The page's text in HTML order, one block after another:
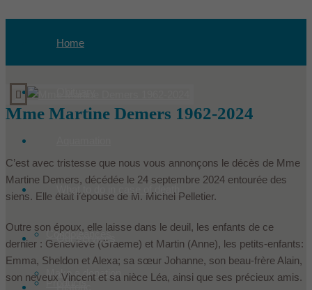
Home
What to do in case of death
Condoleances
Make a donation
Our services
Products
Mme Martine Demers 1962-2024
C’est avec tristesse que nous vous annonçons le décès de Mme
Martine Demers, décédée le 24 septembre 2024 entourée des
siens. Elle était l’épouse de M. Michel Pelletier.
Outre son époux, elle laisse dans le deuil, les enfants de ce
dernier : Geneviève (Graeme) et Martin (Anne), les petits-enfants:
Emma, Sheldon et Alexa; sa sœur Johanne, son beau-frère Alain,
son neveux Vincent et sa nièce Léa, ainsi que ses précieux amis.